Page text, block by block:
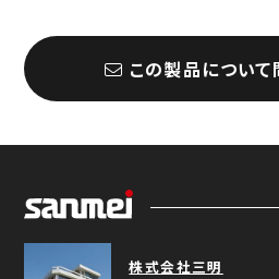
この製品につい
株式会社三明